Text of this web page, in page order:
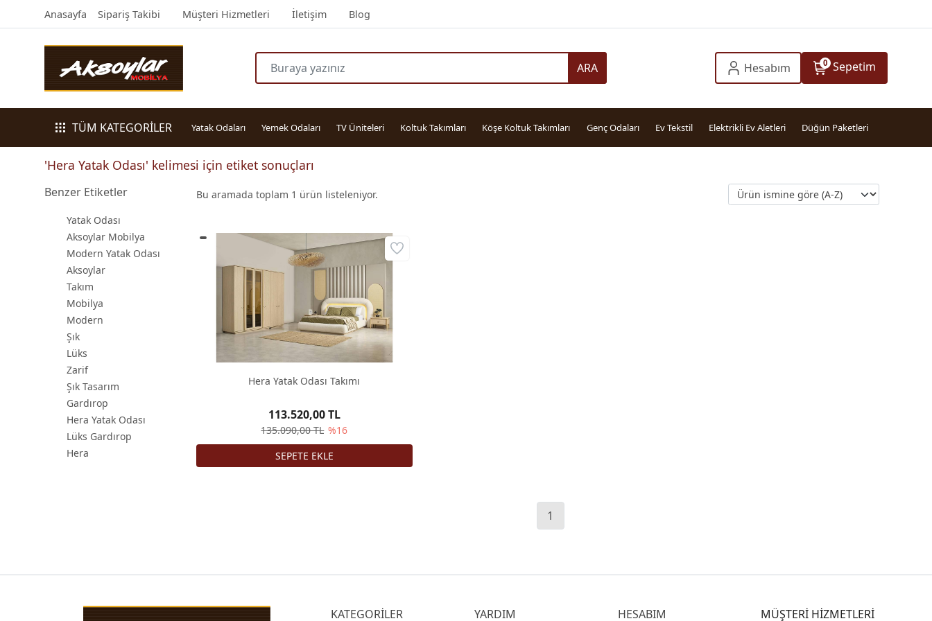
Anasayfa Sipariş Takibi Müşteri Hizmetleri İletişim Blog
ARA Hesabım 0 Sepetim
TÜM KATEGORİLER Yatak Odaları Yemek Odaları TV Üniteleri Koltuk Takımları Köşe Koltuk Takımları Genç Odaları Ev Tekstil Elektrikli Ev Aletleri Düğün Paketleri
'Hera Yatak Odası' kelimesi için etiket sonuçları
Benzer Etiketler
Yatak Odası
Aksoylar Mobilya
Modern Yatak Odası
Aksoylar
Takım
Mobilya
Modern
Şık
Lüks
Zarif
Şık Tasarım
Gardırop
Hera Yatak Odası
Lüks Gardırop
Hera
Bu aramada toplam 1 ürün listeleniyor.
Hera Yatak Odası Takımı
135.090,00 TL %16
113.520,00 TL
1
KATEGORİLER YARDIM HESABIM MÜŞTERİ HİZMETLERİ